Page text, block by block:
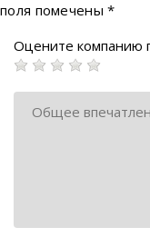
поля помечены*
Оцените компанию